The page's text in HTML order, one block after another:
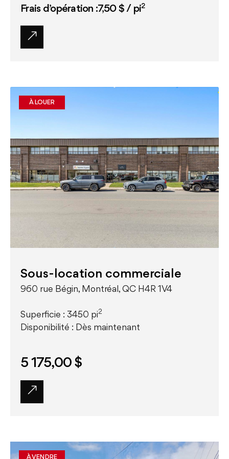
Frais d’opération :7,50 $ / pi2
À LOUER
Sous-location commerciale
960 rue Bégin, Montréal, QC H4R 1V4
Superficie : 3450 pi2
Disponibilité : Dès maintenant
5 175,00 $
À VENDRE